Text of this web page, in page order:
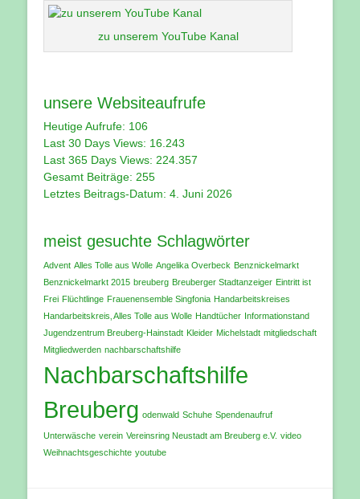
zu unserem YouTube Kanal
unsere Websiteaufrufe
Heutige Aufrufe: 106
Last 30 Days Views: 16.243
Last 365 Days Views: 224.357
Gesamt Beiträge: 255
Letztes Beitrags-Datum: 4. Juni 2026
meist gesuchte Schlagwörter
Advent Alles Tolle aus Wolle Angelika Overbeck Benznickelmarkt
Benznickelmarkt 2015 breuberg Breuberger Stadtanzeiger Eintritt ist
Frei Flüchtlinge Frauenensemble Singfonia Handarbeitskreises
Handarbeitskreis‚ Alles Tolle aus Wolle Handtücher Informationstand
Jugendzentrum Breuberg-Hainstadt Kleider Michelstadt mitgliedschaft
Mitgliedwerden nachbarschaftshilfe
Nachbarschaftshilfe
Breuberg odenwald Schuhe Spendenaufruf
Unterwäsche verein Vereinsring Neustadt am Breuberg e.V. video
Weihnachtsgeschichte youtube